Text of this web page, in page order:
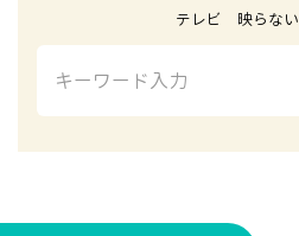
テレビ 映らない